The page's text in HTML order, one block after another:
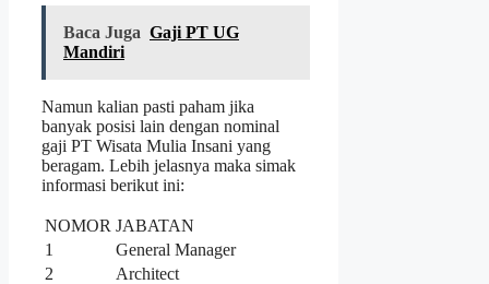
Baca Juga Gaji PT UG
Mandiri
Namun kalian pasti paham jika
banyak posisi lain dengan nominal
gaji PT Wisata Mulia Insani yang
beragam. Lebih jelasnya maka simak
informasi berikut ini:
NOMOR JABATAN
1
General Manager
2
Architect